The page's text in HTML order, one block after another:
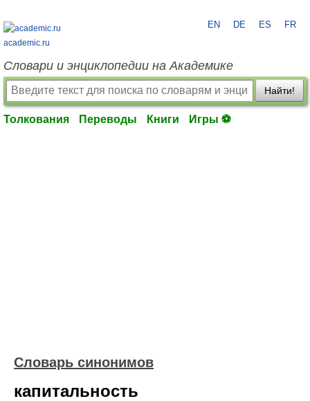
academic.ru
EN DE ES FR
Словари и энциклопедии на Академике
Найти!
Толкования Переводы Книги Игры ⚽
Словарь синонимов
капитальность